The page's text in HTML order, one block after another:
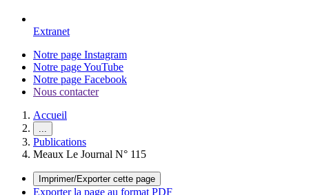
Extranet
Notre page Instagram
Notre page YouTube
Notre page Facebook
Nous contacter
Accueil
...
Publications
Meaux Le Journal N° 115
Imprimer/Exporter cette page
Exporter la page au format PDF